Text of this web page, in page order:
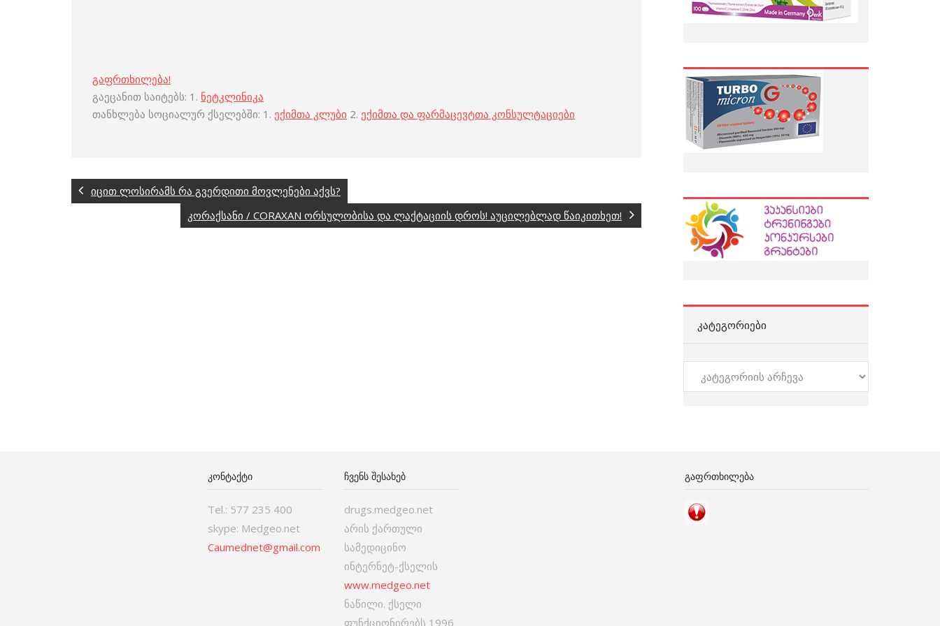
გაფრთხილება!
გაეცანით საიტებს: 1. ნეტკლინიკა
თანხლება სოციალურ ქსელებში: 1. ექიმთა კლუბი 2. ექიმთა და ფარმაცევტთა კონსულტაციები
იცით ლოსირამს რა გვერდითი მოვლენები აქვს?
კორაქსანი / CORAXAN ორსულობისა და ლაქტაციის დროს! აუცილებლად წაიკითხეთ!
ᲙᲐᲢᲔᲒᲝᲠᲘᲔᲑᲘ
კატეგორიები
ᲙᲝᲜᲢᲐᲥᲢᲘ
Tel.: 577 235 400
skype: Medgeo.net
Caumednet@gmail.com
ᲩᲕᲔᲜᲡ ᲨᲔᲡᲐᲮᲔᲑ
drugs.medgeo.net
არის ქართული
სამედიცინო
ინტერნეტ-ქსელის
www.medgeo.net
ნაწილი. ქსელი
ფუნქციონირებს 1996
ᲒᲐᲤᲠᲗᲮᲘᲚᲔᲑᲐ